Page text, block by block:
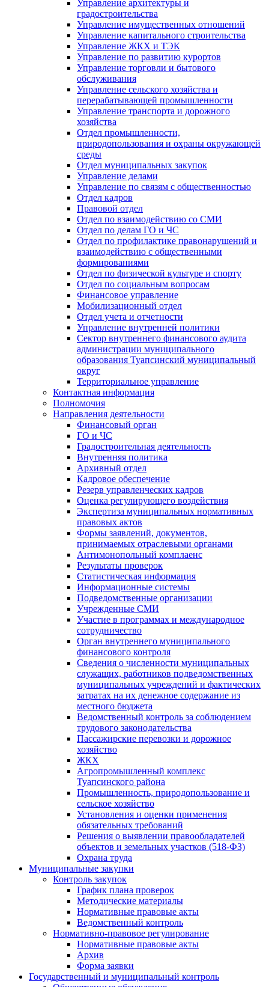
Управление архитектуры и
градостроительства
Управление имущественных отношений
Управление капитального строительства
Управление ЖКХ и ТЭК
Управление по развитию курортов
Управление торговли и бытового
обслуживания
Управление сельского хозяйства и
перерабатывающей промышленности
Управление транспорта и дорожного
хозяйства
Отдел промышленности,
природопользования и охраны окружающей
среды
Отдел муниципальных закупок
Управление делами
Управление по связям с общественностью
Отдел кадров
Правовой отдел
Отдел по взаимодействию со СМИ
Отдел по делам ГО и ЧС
Отдел по профилактике правонарушений и
взаимодействию с общественными
формированиями
Отдел по физической культуре и спорту
Отдел по социальным вопросам
Финансовое управление
Мобилизационный отдел
Отдел учета и отчетности
Управление внутренней политики
Сектор внутреннего финансового аудита
администрации муниципального
образования Туапсинский муниципальный
округ
Территориальное управление
Контактная информация
Полномочия
Направления деятельности
Финансовый орган
ГО и ЧС
Градостроительная деятельность
Внутренняя политика
Архивный отдел
Кадровое обеспечение
Резерв управленческих кадров
Оценка регулирующего воздействия
Экспертиза муниципальных нормативных
правовых актов
Формы заявлений, документов,
принимаемых отраслевыми органами
Антимонопольный комплаенс
Результаты проверок
Статистическая информация
Информационные системы
Подведомственные организации
Учрежденные СМИ
Участие в программах и международное
сотрудничество
Орган внутреннего муниципального
финансового контроля
Сведения о численности муниципальных
служащих, работников подведомственных
муниципальных учреждений и фактических
затратах на их денежное содержание из
местного бюджета
Ведомственный контроль за соблюдением
трудового законодательства
Пассажирские перевозки и дорожное
хозяйство
ЖКХ
Агропромышленный комплекс
Туапсинского района
Промышленность, природопользование и
сельское хозяйство
Установления и оценки применения
обязательных требований
Решения о выявлении правообладателей
объектов и земельных участков (518-ФЗ)
Охрана труда
Муниципальные закупки
Контроль закупок
График плана проверок
Методические материалы
Нормативные правовые акты
Ведомственный контроль
Нормативно-правовое регулирование
Нормативные правовые акты
Архив
Форма заявки
Государственный и муниципальный контроль